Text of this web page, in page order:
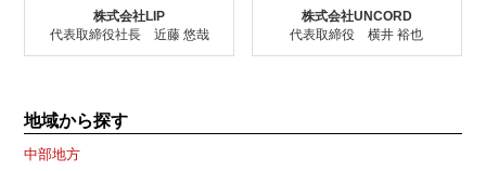
株式会社LIP
代表取締役社長 近藤 悠哉
株式会社UNCORD
代表取締役 横井 裕也
地域から探す
中部地方